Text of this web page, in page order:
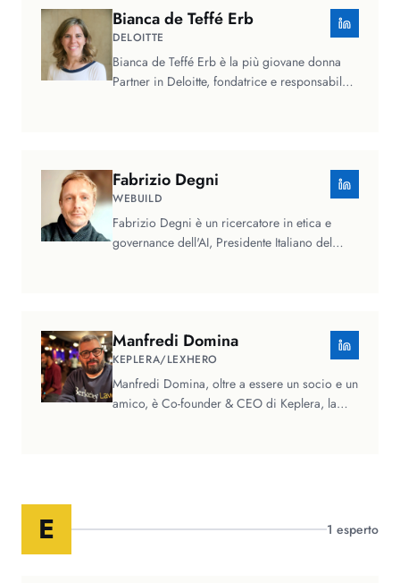
Biancade Teffé Erb
DELOITTE
Bianca de Teffé Erb è la più giovane donna
Partner in Deloitte, fondatrice e responsabile
Fabrizio Degni
WEBUILD
Fabrizio Degni è un ricercatore in etica e
governance dell'AI, Presidente Italiano del
Manfredi Domina
KEPLERA/LEXHERO
Manfredi Domina, oltre a essere un socio e un
amico, è Co-founder & CEO di Keplera, la
E 1 esperto